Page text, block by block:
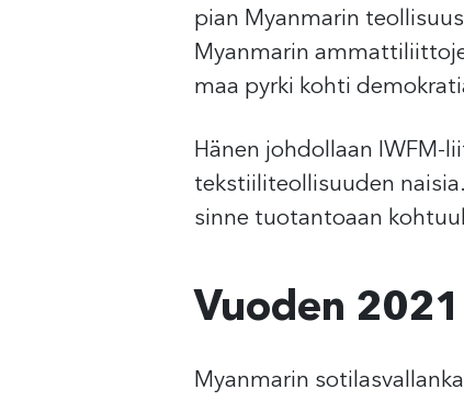
pian Myanmarin
Myanmarin
maa pyrki kohti
Hänen johdollaan IWFM-
tekstiiliteollisuuden
sinne tuotantoaan
Vuoden
Myanmarin